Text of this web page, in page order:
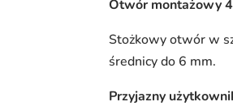
Otwór montażowy
Stożkowy otwór w
średnicy do 6 mm.
Przyjazny